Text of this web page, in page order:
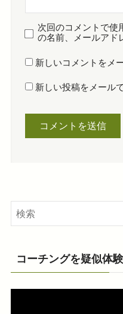
次回のコメントで使
の名前、メールアド
新しいコメントをメ
新しい投稿をメール
コーチングを疑似体